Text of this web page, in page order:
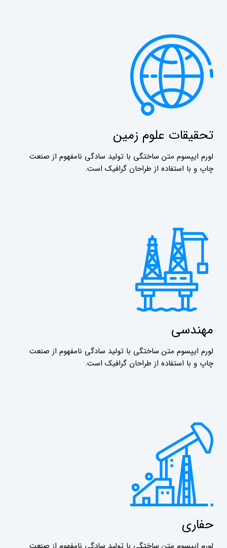
تحقیقات علوم زمین
لورم ایپسوم متن ساختگی با تولید سادگی نامفهوم از صنعت
چاپ و با استفاده از طراحان گرافیک است.
مهندسی
لورم ایپسوم متن ساختگی با تولید سادگی نامفهوم از صنعت
چاپ و با استفاده از طراحان گرافیک است.
حفاری